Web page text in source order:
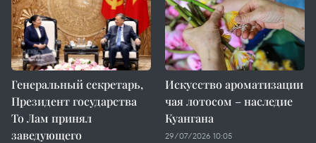
Генеральный секретарь,
Президент государства
То Лам принял
заведующего
Искусство ароматизации
чая лотосом – наследие
Куангана
29/07/2026 10:05